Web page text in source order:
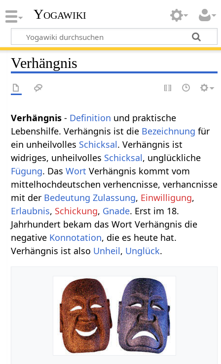
Yogawiki
Verhängnis
Verhängnis - Definition und praktische
Lebenshilfe. Verhängnis ist die Bezeichnung für
ein unheilvolles Schicksal. Verhängnis ist
widriges, unheilvolles Schicksal, unglückliche
Fügung. DasWort Verhängnis kommt vom
mittelhochdeutschen verhencnisse, verhancnisse
mit der Bedeutung Zulassung, Einwilligung,
Erlaubnis, Schickung, Gnade. Erst im 18.
Jahrhundert bekam das Wort Verhängnis die
negative Konnotation, die es heute hat.
Verhängnis ist also Unheil, Unglück.